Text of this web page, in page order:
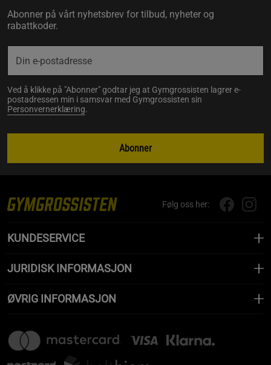
Abonner på vårt nyhetsbrev for tilbud, nyheter og
rabattkoder.
Ved å klikke på "Abonner" godtar jeg at Gymgrossisten lagrer e-
postadressen min i samsvar med Gymgrossisten sin
Personvernerklæring.
Abonner
Følg oss her:
KUNDESERVICE
JURIDISK INFORMASJON
ØVRIG INFORMASJON